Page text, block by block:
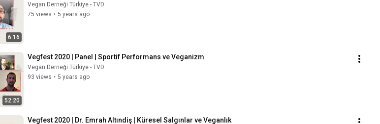
6:16
Vegan Derneği Türkiye - TVD
75 views • 5 years ago
52:20
Vegfest 2020 | Panel | Sportif Performans ve Veganizm
Vegan Derneği Türkiye - TVD
93 views • 5 years ago
Vegfest 2020 | Dr. Emrah Altındiş | Küresel Salgınlar ve Veganlık